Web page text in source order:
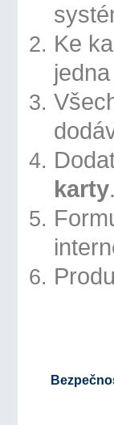
Ke
jedna
karty.